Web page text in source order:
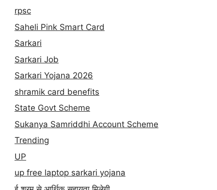
rpsc
Saheli Pink Smart Card
Sarkari
Sarkari Job
Sarkari Yojana 2026
shramik card benefits
State Govt Scheme
Sukanya Samriddhi Account Scheme
Trending
UP
up free laptop sarkari yojana